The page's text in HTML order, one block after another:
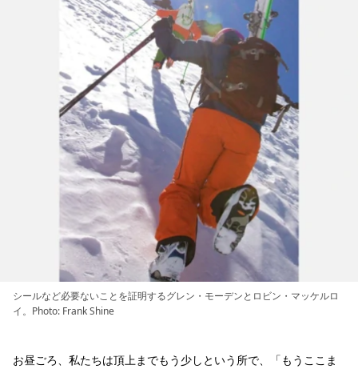
シールなど必要ないことを証明するグレン・モーデンとロビン・マッケルロ
イ。Photo: Frank Shine
お昼ごろ、私たちは頂上までもう少しという所で、「もうここま